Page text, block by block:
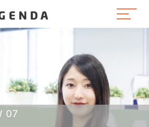
07